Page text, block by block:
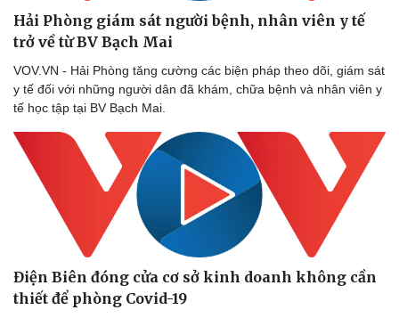
Bóng đá
Lịch thi đấu bóng đá
Thế giới thể thao
eSports
Hậu trường
Ô tô
Xe máy
Tư vấn
Hải Phòng giám sát người bệnh, nhân viên y tế
trở về từ BV Bạch Mai
VOV.VN - Hải Phòng tăng cường các biện pháp theo dõi, giám sát
y tế đối với những người dân đã khám, chữa bệnh và nhân viên y
tế học tập tại BV Bạch Mai.
Điện Biên đóng cửa cơ sở kinh doanh không cần
thiết để phòng Covid-19